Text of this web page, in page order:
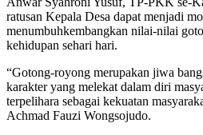
ratusan Kepala Desa dapat menjadi
menumbuhkembangkan nilai-nilai
kehidupan sehari hari.
“Gotong-royong merupakan jiwa
karakter yang melekat dalam diri
terpelihara sebagai kekuatan
Achmad Fauzi Wongsojudo.